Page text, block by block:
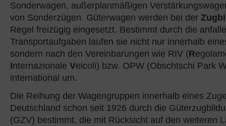
Sonderwagen, außerplanmäßigen
von Sonderzügen. Güterwagen werden bei der
Regel freizügig eingesetzt. Bestimmt durch die
Transportaufgaben laufen sie nicht nur innerhalb
sondern nach den Vereinbarungen wie RIV (R
Internazionale Veicoli) bzw. OPW (Obschtschi Park
international um.
Die Reihung der Wagengruppen innerhalb eines
Deutschland schon seit 1926 durch die
(GZV) bestimmt, die mit Rücksicht auf den weiteren